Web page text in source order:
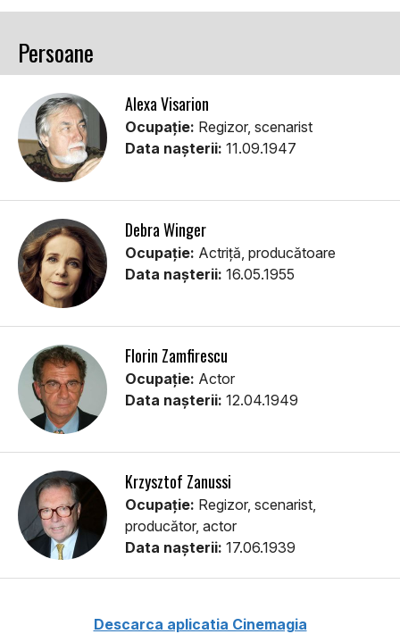
Persoane
Alexa Visarion
Ocupație: Regizor, scenarist
Data nașterii: 11.09.1947
Debra Winger
Ocupație: Actriță, producătoare
Data nașterii: 16.05.1955
Florin Zamfirescu
Ocupație: Actor
Data nașterii: 12.04.1949
Krzysztof Zanussi
Ocupație: Regizor, scenarist,
producător, actor
Data nașterii: 17.06.1939
Descarca aplicatia Cinemagia